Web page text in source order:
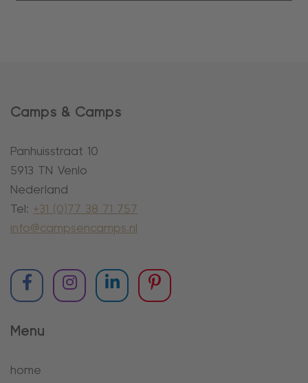
Camps & Camps
Panhuisstraat 10
5913 TN Venlo
Nederland
Tel: +31 (0)77 38 71 757
info@campsencamps.nl
Menu
home